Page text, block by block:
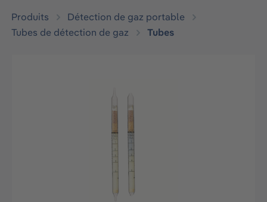
Produits
Détection de gaz portable
Tubes de détection de gaz
Tubes